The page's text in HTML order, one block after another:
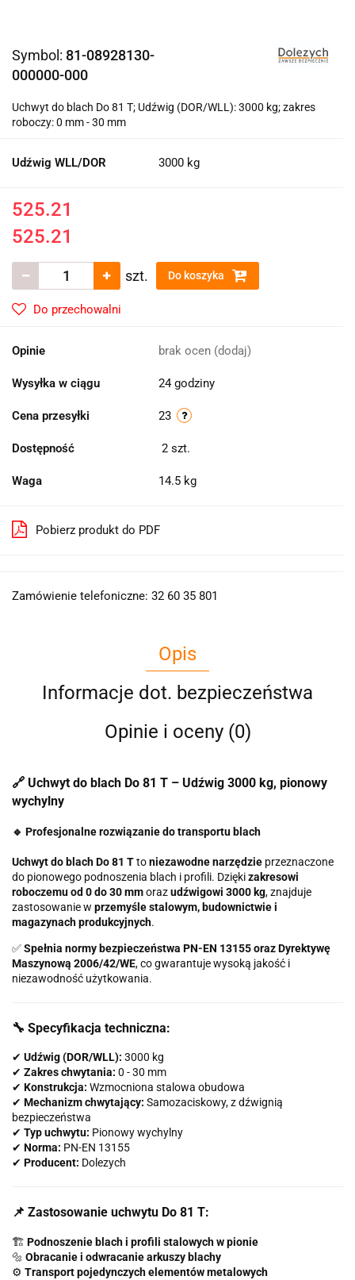
Symbol: 81-08928130-
000000-000
Uchwyt do blach Do 81 T; Udźwig (DOR/WLL): 3000 kg; zakres
roboczy: 0 mm - 30 mm
Udźwig WLL/DOR 3000 kg
525.21
525.21
szt. Do koszyka
Do przechowalni
Opinie brak ocen (dodaj)
Wysyłka w ciągu 24 godziny
Cena przesyłki 23
Dostępność 2 szt.
Waga 14.5 kg
Pobierz produkt do PDF
Zamówienie telefoniczne: 32 60 35 801
Opis
Informacje dot. bezpieczeństwa
Opinie i oceny (0)
🔗 Uchwyt do blach Do 81 T – Udźwig 3000 kg, pionowy
wychylny
🔹 Profesjonalne rozwiązanie do transportu blach
Uchwyt do blach Do 81 Ttoniezawodne narzędzie przeznaczone
do pionowego podnoszenia blach i profili. Dziękizakresowi
roboczemu od 0 do 30 mmorazudźwigowi 3000 kg, znajduje
zastosowanie w przemyśle stalowym, budownictwie i
magazynach produkcyjnych.
✅Spełnia normy bezpieczeństwa PN-EN 13155 oraz Dyrektywę
Maszynową 2006/42/WE, co gwarantuje wysoką jakość i
niezawodność użytkowania.
🔧 Specyfikacja techniczna:
✔ Udźwig (DOR/WLL): 3000 kg
✔ Zakres chwytania: 0 - 30 mm
✔ Konstrukcja: Wzmocniona stalowa obudowa
✔ Mechanizm chwytający: Samozaciskowy, z dźwignią
bezpieczeństwa
✔ Typ uchwytu: Pionowy wychylny
✔ Norma: PN-EN 13155
✔ Producent: Dolezych
📌 Zastosowanie uchwytu Do 81 T:
🏗️ Podnoszenie blach i profili stalowych w pionie
🔩 Obracanie i odwracanie arkuszy blachy
⚙️ Transport pojedynczych elementów metalowych